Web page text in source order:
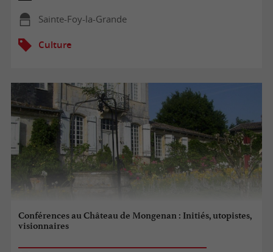
Sainte-Foy-la-Grande
Culture
Conférences au Château de Mongenan : Initiés, utopistes,
visionnaires